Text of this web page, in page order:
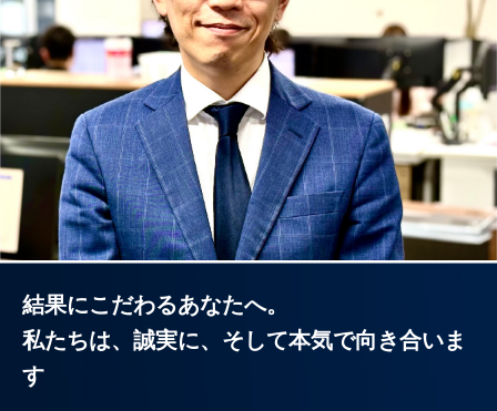
結果にこだわるあなたへ。
私たちは、誠実に、そして本気で向き合いま
す